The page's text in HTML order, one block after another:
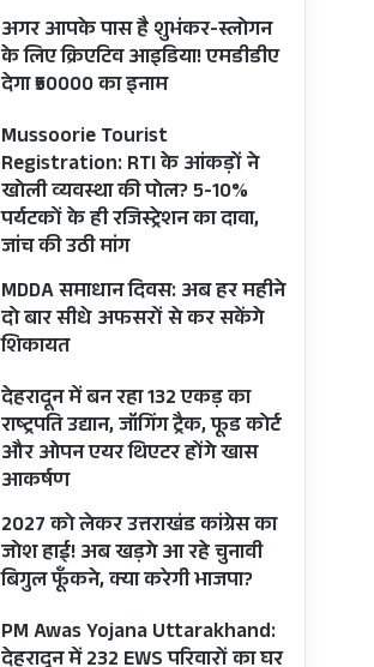
अगर आपके पास है शुभंकर-स्लोगन
के लिए क्रिएटिव आइडिया! एमडीडीए
देगा ₹50000 का इनाम
Mussoorie Tourist
Registration: RTI के आंकड़ों ने
खोली व्यवस्था की पोल? 5-10%
पर्यटकों के ही रजिस्ट्रेशन का दावा,
जांच की उठी मांग
MDDA समाधान दिवस: अब हर महीने
दो बार सीधे अफसरों से कर सकेंगे
शिकायत
देहरादून में बन रहा 132 एकड़ का
राष्ट्रपति उद्यान, जॉगिंग ट्रैक, फूड कोर्ट
और ओपन एयर थिएटर होंगे खास
आकर्षण
2027 को लेकर उत्तराखंड कांग्रेस का
जोश हाई! अब खड़गे आ रहे चुनावी
बिगुल फूँकने, क्या करेगी भाजपा?
PM Awas Yojana Uttarakhand: